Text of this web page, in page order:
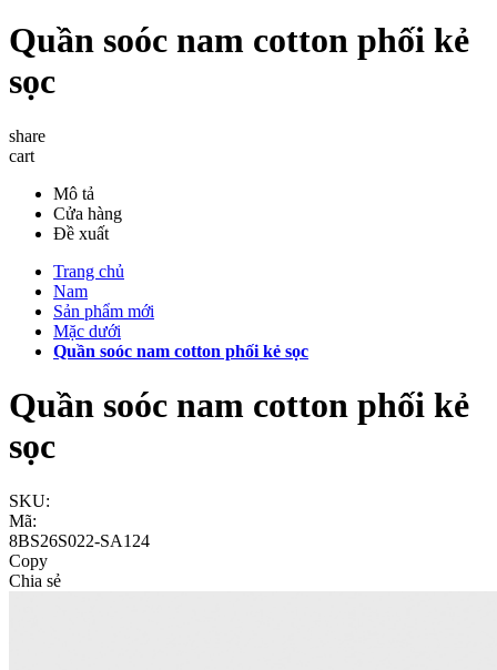
Quần soóc nam cotton phối kẻ
sọc
share
cart
Mô tả
Cửa hàng
Đề xuất
Trang chủ
Nam
Sản phẩm mới
Mặc dưới
Quần soóc nam cotton phối kẻ sọc
Quần soóc nam cotton phối kẻ
sọc
SKU:
Mã:
8BS26S022-SA124
Copy
Chia sẻ